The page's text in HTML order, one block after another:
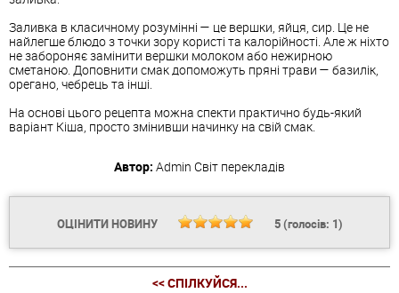
Заливка в класичному розумінні — це вершки, яйця, сир. Це не
найлегше блюдо з точки зору користі та калорійності. Але ж ніхто
не забороняє замінити вершки молоком або нежирною
сметаною. Доповнити смак допоможуть пряні трави — базилік,
орегано, чебрець та інші.
На основі цього рецепта можна спекти практично будь-який
варіант Кіша, просто змінивши начинку на свій смак.
Автор: Admin Світ перекладів
ОЦІНИТИ НОВИНУ 5(голосів: 1)
<< СПІЛКУЙСЯ...